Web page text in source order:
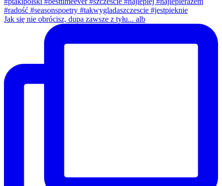
Jak się nie obrócisz, dupa zawsze z tyłu... alb